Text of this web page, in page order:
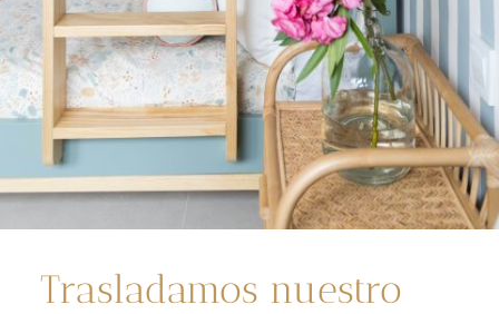
Trasladamos nuestro